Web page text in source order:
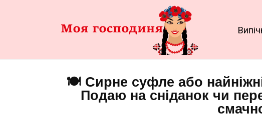
🍽️ Сирне суфле або
Подаю на сніданок чи